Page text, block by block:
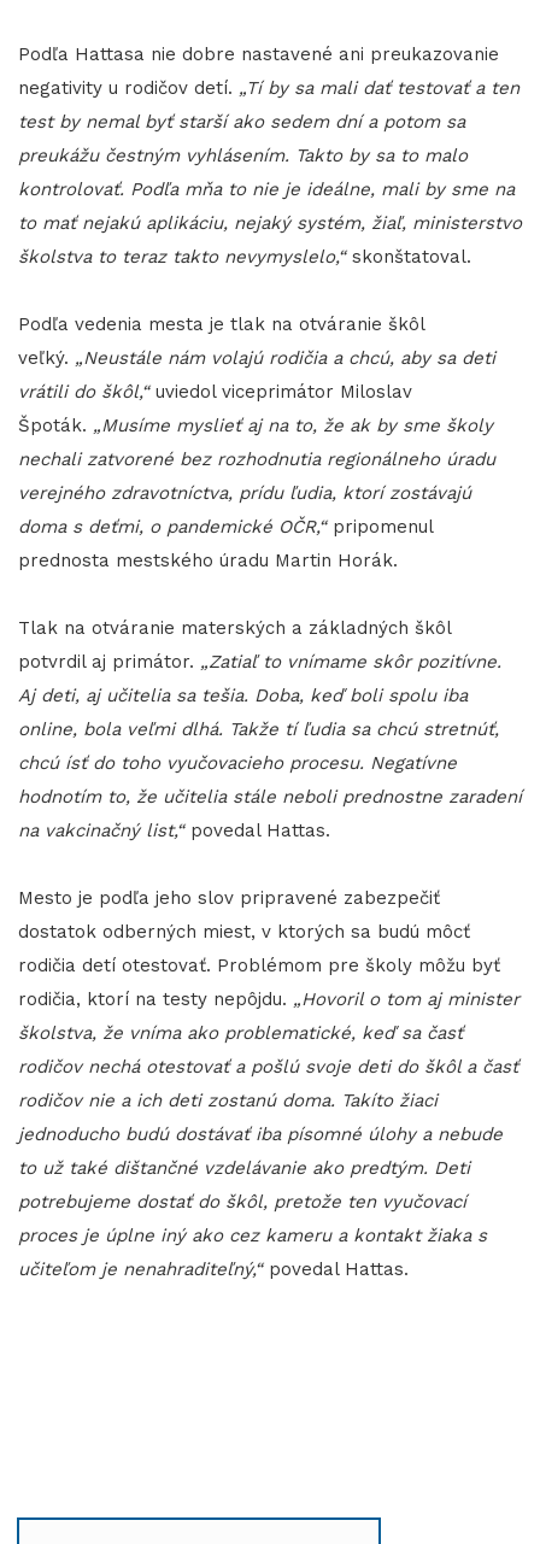
Podľa Hattasa nie dobre nastavené ani preukazovanie
negativity u rodičov detí. „Tí by sa mali dať testovať a ten
test by nemal byť starší ako sedem dní a potom sa
preukážu čestným vyhlásením. Takto by sa to malo
kontrolovať. Podľa mňa to nie je ideálne, mali by sme na
to mať nejakú aplikáciu, nejaký systém, žiaľ, ministerstvo
školstva to teraz takto nevymyslelo,“skonštatoval.
Podľa vedenia mesta je tlak na otváranie škôl
veľký. „Neustále nám volajú rodičia a chcú, aby sa deti
vrátili do škôl,“uviedol viceprimátor Miloslav
Špoták. „Musíme myslieť aj na to, že ak by sme školy
nechali zatvorené bez rozhodnutia regionálneho úradu
verejného zdravotníctva, prídu ľudia, ktorí zostávajú
doma s deťmi, o pandemické OČR,“ pripomenul
prednosta mestského úradu Martin Horák.
Tlak na otváranie materských a základných škôl
potvrdil aj primátor. „Zatiaľ to vnímame skôr pozitívne.
Aj deti, aj učitelia sa tešia. Doba, keď boli spolu iba
online, bola veľmi dlhá. Takže tí ľudia sa chcú stretnúť,
chcú ísť do toho vyučovacieho procesu. Negatívne
hodnotím to, že učitelia stále neboli prednostne zaradení
na vakcinačný list,“ povedal Hattas.
Mesto je podľa jeho slov pripravené zabezpečiť
dostatok odberných miest, v ktorých sa budú môcť
rodičia detí otestovať. Problémom pre školy môžu byť
rodičia, ktorí na testy nepôjdu. „Hovoril o tom aj minister
školstva, že vníma ako problematické, keď sa časť
rodičov nechá otestovať a pošlú svoje deti do škôl a časť
rodičov nie a ich deti zostanú doma. Takíto žiaci
jednoducho budú dostávať iba písomné úlohy a nebude
to už také dištančné vzdelávanie ako predtým. Deti
potrebujeme dostať do škôl, pretože ten vyučovací
proces je úplne iný ako cez kameru a kontakt žiaka s
učiteľom je nenahraditeľný,“ povedal Hattas.